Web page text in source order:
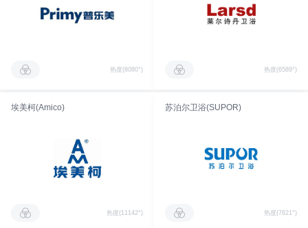
热度(8080°) 热度(6589°)
埃美柯(Amico)
热度(11142°)
苏泊尔卫浴(SUPOR)
热度(7621°)